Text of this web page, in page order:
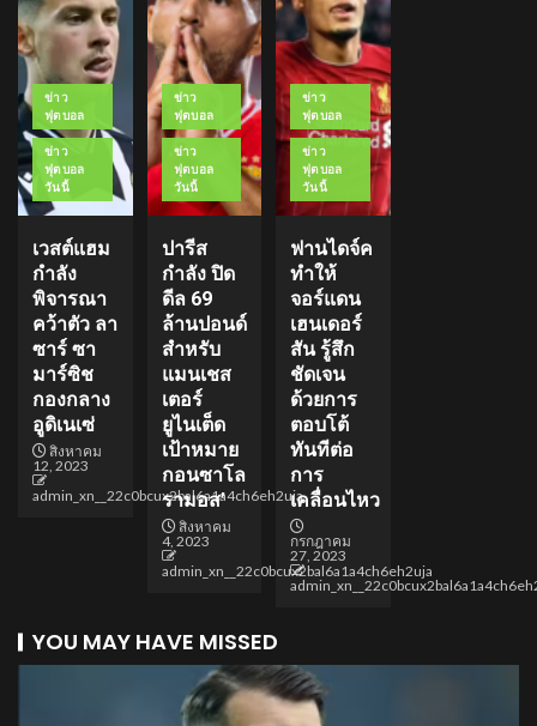
ข่าว
ฟุตบอล
ข่าว
ฟุตบอล
วันนี้
เวสต์แฮม
กำลัง
พิจารณา
คว้าตัว ลา
ซาร์ ซา
มาร์ซิช
กองกลาง
อูดิเนเซ่
สิงหาคม
12, 2023
admin_xn__22c0bcux2bal6a1a4ch6eh2uja
ข่าว
ฟุตบอล
ข่าว
ฟุตบอล
วันนี้
ปารีส
กำลัง ปิด
ดีล 69
ล้านปอนด์
สำหรับ
แมนเชส
เตอร์
ยูไนเต็ด
เป้าหมาย
กอนซาโล
รามอส’
สิงหาคม
4, 2023
admin_xn__22c0bcux2bal6a1a4ch6eh2uja
ข่าว
ฟุตบอล
ข่าว
ฟุตบอล
วันนี้
ฟานไดจ์ค
ทำให้
จอร์แดน
เฮนเดอร์
สัน รู้สึก
ชัดเจน
ด้วยการ
ตอบโต้
ทันทีต่อ
การ
เคลื่อนไหว
กรกฎาคม
27, 2023
YOU MAY HAVE MISSED